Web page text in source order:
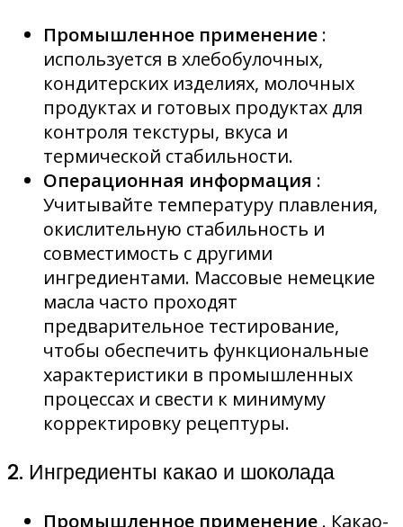
Промышленное применение :
используется в хлебобулочных,
кондитерских изделиях, молочных
продуктах и готовых продуктах для
контроля текстуры, вкуса и
термической стабильности.
Операционная информация :
Учитывайте температуру плавления,
окислительную стабильность и
совместимость с другими
ингредиентами. Массовые немецкие
масла часто проходят
предварительное тестирование,
чтобы обеспечить функциональные
характеристики в промышленных
процессах и свести к минимуму
корректировку рецептуры.
2. Ингредиенты какао и шоколада
Промышленное применение . Какао-